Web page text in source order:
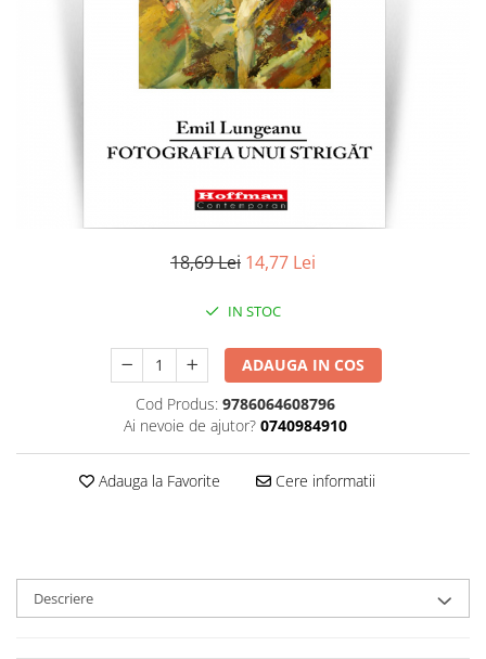
Publicistica / Reportaje / Interviuri
Sociologie si filozofie
18,69 Lei 14,77 Lei
IN STOC
ADAUGA IN COS
Cod Produs: 9786064608796
Ai nevoie de ajutor? 0740984910
Adauga la Favorite Cere informatii
Descriere